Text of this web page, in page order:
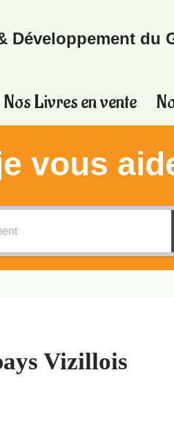
Développement du
Nos Livres en vente
vous
Vizillois